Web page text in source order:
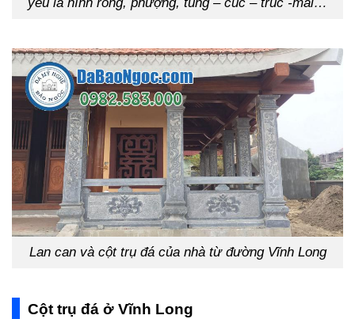
Lan can và cột trụ đá của nhà từ đường Vĩnh Long
Cột trụ đá ở Vĩnh Long